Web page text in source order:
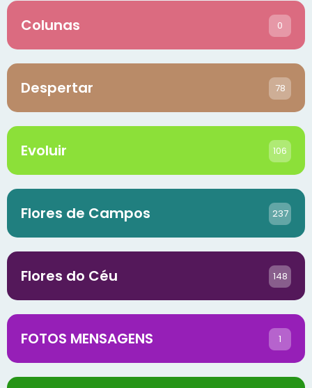
Colunas 0
Despertar 78
Evoluir 106
Flores de Campos 237
Flores do Céu 148
FOTOS MENSAGENS 1